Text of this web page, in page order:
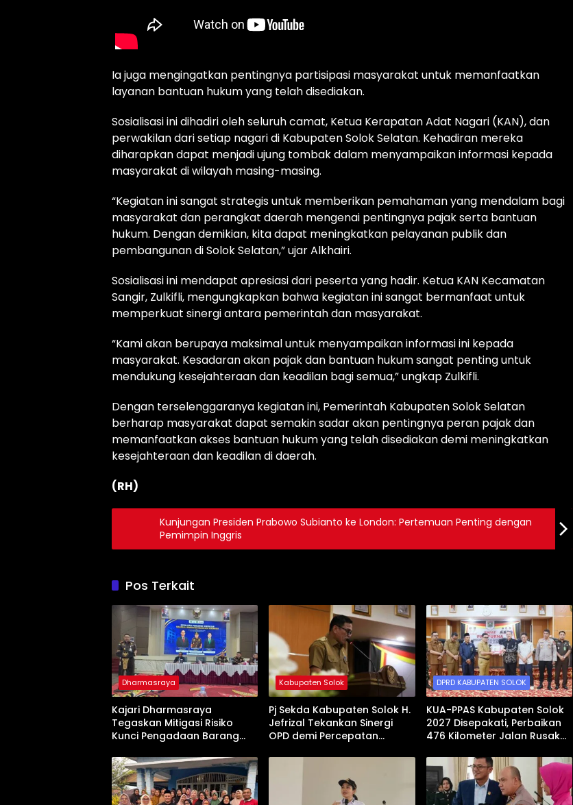
Ia juga mengingatkan pentingnya partisipasi masyarakat untuk memanfaatkan
layanan bantuan hukum yang telah disediakan.
Sosialisasi ini dihadiri oleh seluruh camat, Ketua Kerapatan Adat Nagari (KAN), dan
perwakilan dari setiap nagari di Kabupaten Solok Selatan. Kehadiran mereka
diharapkan dapat menjadi ujung tombak dalam menyampaikan informasi kepada
masyarakat di wilayah masing-masing.
“Kegiatan ini sangat strategis untuk memberikan pemahaman yang mendalam bagi
masyarakat dan perangkat daerah mengenai pentingnya pajak serta bantuan
hukum. Dengan demikian, kita dapat meningkatkan pelayanan publik dan
pembangunan di Solok Selatan,” ujar Alkhairi.
Sosialisasi ini mendapat apresiasi dari peserta yang hadir. Ketua KAN Kecamatan
Sangir, Zulkifli, mengungkapkan bahwa kegiatan ini sangat bermanfaat untuk
memperkuat sinergi antara pemerintah dan masyarakat.
“Kami akan berupaya maksimal untuk menyampaikan informasi ini kepada
masyarakat. Kesadaran akan pajak dan bantuan hukum sangat penting untuk
mendukung kesejahteraan dan keadilan bagi semua,” ungkap Zulkifli.
Dengan terselenggaranya kegiatan ini, Pemerintah Kabupaten Solok Selatan
berharap masyarakat dapat semakin sadar akan pentingnya peran pajak dan
memanfaatkan akses bantuan hukum yang telah disediakan demi meningkatkan
kesejahteraan dan keadilan di daerah.
(RH)
Kunjungan Presiden Prabowo Subianto ke London: Pertemuan Penting dengan
Pemimpin Inggris
Pos Terkait
Dharmasraya
Kajari Dharmasraya
Tegaskan Mitigasi Risiko
Kunci Pengadaan Barang
Kabupaten Solok
Pj Sekda Kabupaten Solok H.
Jefrizal Tekankan Sinergi
OPD demi Percepatan
DPRD KABUPATEN SOLOK
KUA-PPAS Kabupaten Solok
2027 Disepakati, Perbaikan
476 Kilometer Jalan Rusak